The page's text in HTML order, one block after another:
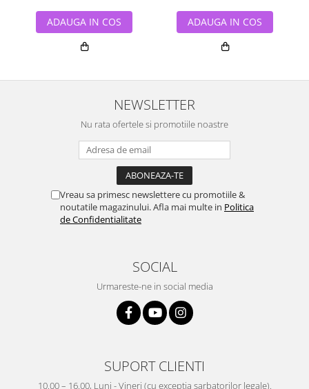
ADAUGA IN COS ADAUGA IN COS
NEWSLETTER
Nu rata ofertele si promotiile noastre
Vreau sa primesc newslettere cu promotiile &
noutatile magazinului. Afla mai multe in Politica
de Confidentialitate
SOCIAL
Urmareste-ne in social media
SUPORT CLIENTI
10.00 – 16.00, Luni - Vineri (cu exceptia sarbatorilor legale).